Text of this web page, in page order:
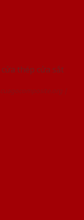
thép cửa sắt
|